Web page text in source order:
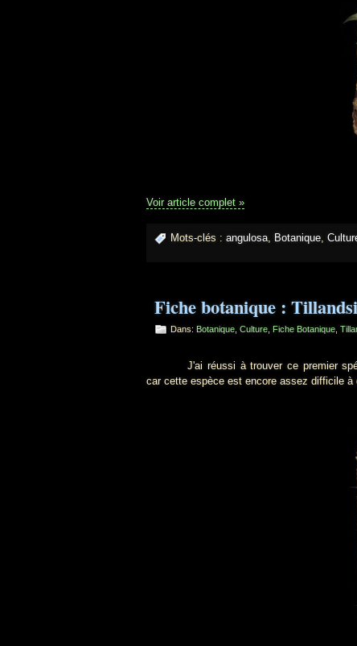
Voir article complet »
Mots-clés : angulosa, Botanique,
Fiche botanique :
Dans: Botanique, Culture, Fiche Botanique,
J'ai réussi à trouver ce premier
car cette espèce est encore assez difficile à